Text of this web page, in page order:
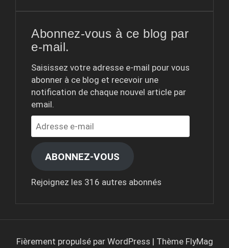
Abonnez-vous à ce blog par
e-mail.
Saisissez votre adresse e-mail pour vous
abonner à ce blog et recevoir une
notification de chaque nouvel article par
email.
Adresse
mail
ABONNEZ-VOUS
Rejoignez les 316 autres abonnés
Fièrement propulsé par WordPress | Thème FlyMag